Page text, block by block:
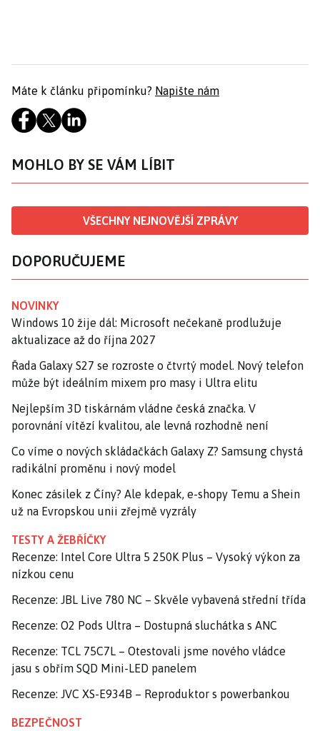
Máte k článku připomínku? Napište nám
MOHLO BY SE VÁM LÍBIT
VŠECHNY NEJNOVĚJŠÍ ZPRÁVY
DOPORUČUJEME
NOVINKY
Windows 10 žije dál: Microsoft nečekaně prodlužuje
aktualizace až do října 2027
Řada Galaxy S27 se rozroste o čtvrtý model. Nový telefon
může být ideálním mixem pro masy i Ultra elitu
Nejlepším 3D tiskárnám vládne česká značka. V
porovnání vítězí kvalitou, ale levná rozhodně není
Co víme o nových skládačkách Galaxy Z? Samsung chystá
radikální proměnu i nový model
Konec zásilek z Číny? Ale kdepak, e-shopy Temu a Shein
už na Evropskou unii zřejmě vyzrály
TESTY A ŽEBŘÍČKY
Recenze: Intel Core Ultra 5 250K Plus – Vysoký výkon za
nízkou cenu
Recenze: JBL Live 780 NC – Skvěle vybavená střední třída
Recenze: O2 Pods Ultra – Dostupná sluchátka s ANC
Recenze: TCL 75C7L – Otestovali jsme nového vládce
jasu s obřím SQD Mini-LED panelem
Recenze: JVC XS-E934B – Reproduktor s powerbankou
BEZPEČNOST